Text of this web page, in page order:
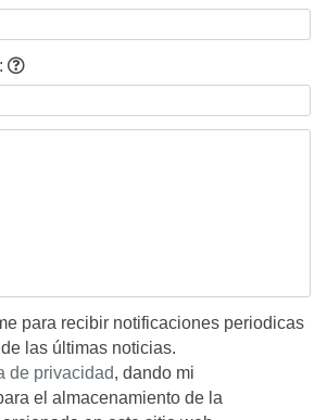
para recibir notificaciones periodicas
las últimas noticias.
de privacidad, dando mi
el almacenamiento de la